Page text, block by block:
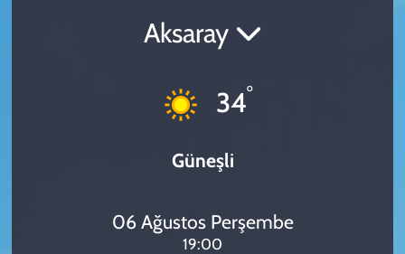
Aksaray
34°
Güneşli
06 Ağustos Perşembe
19:00